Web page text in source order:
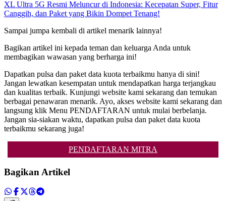
XL Ultra 5G Resmi Meluncur di Indonesia: Kecepatan Super, Fitur
Canggih, dan Paket yang Bikin Dompet Tenang!
Sampai jumpa kembali di artikel menarik lainnya!
Bagikan artikel ini kepada teman dan keluarga Anda untuk
membagikan wawasan yang berharga ini!
Dapatkan pulsa dan paket data kuota terbaikmu hanya di sini!
Jangan lewatkan kesempatan untuk mendapatkan harga terjangkau
dan kualitas terbaik. Kunjungi website kami sekarang dan temukan
berbagai penawaran menarik. Ayo, akses website kami sekarang dan
langsung klik Menu PENDAFTARAN untuk mulai berbelanja.
Jangan sia-siakan waktu, dapatkan pulsa dan paket data kuota
terbaikmu sekarang juga!
PENDAFTARAN MITRA
Bagikan Artikel